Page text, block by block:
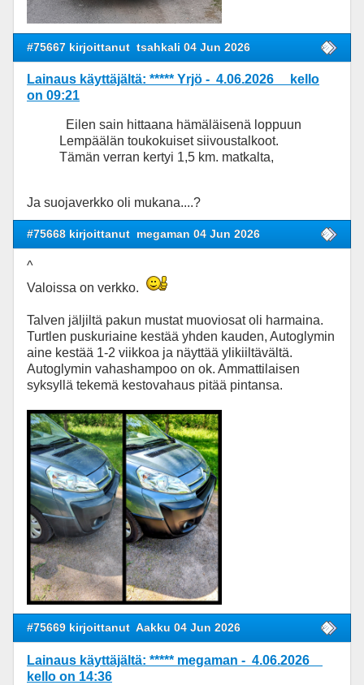
#75667 kirjoittanut tsahkali 04 Jun 2026
Lainaus käyttäjältä: ***** Yrjö - 4.06.2026 kello
on 09:21
Eilen sain hittaana hämäläisenä loppuun
Lempäälän toukokuiset siivoustalkoot.
Tämän verran kertyi 1,5 km. matkalta,
Ja suojaverkko oli mukana....?
#75668 kirjoittanut megaman 04 Jun 2026
^
Valoissa on verkko.
Talven jäljiltä pakun mustat muoviosat oli harmaina.
Turtlen puskuriaine kestää yhden kauden, Autoglymin
aine kestää 1-2 viikkoa ja näyttää ylikiiltävältä.
Autoglymin vahashampoo on ok. Ammattilaisen
syksyllä tekemä kestovahaus pitää pintansa.
#75669 kirjoittanut Aakku 04 Jun 2026
Lainaus käyttäjältä: ***** megaman - 4.06.2026
kello on 14:36